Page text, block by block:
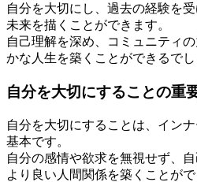
自分を大切にし、過去の経験を
未来を描くことができます。
自己理解を深め、コミュニティ
かな人生を築くことができるでし
自分を大切にすることの重
自分を大切にすることは、イン
基本です。
自分の感情や欲求を無視せず、
より良い人間関係を築くことがで